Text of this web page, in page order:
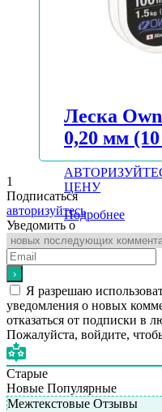
Леска
0,20 мм
ЦЕНУ
Подробнее
1
Подписаться
авторизуйтесь
Уведомить о
Я разрешаю
уведомления о новых
отказаться от подписки в
Пожалуйста, войдите,
Старые
Новые Популярные
Межтекстовые Отзывы